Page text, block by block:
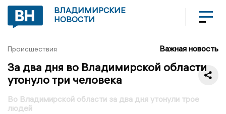
ВЛАДИМИРСКИЕ
НОВОСТИ
Происшествия Важная новость
За два дня во Владимирской области
утонуло три человека
Во Владимирской области за два дня утонули трое
людей